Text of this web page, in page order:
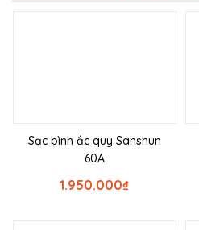
Sạc bình ắc quy Sanshun
60A
₫
1.950.000